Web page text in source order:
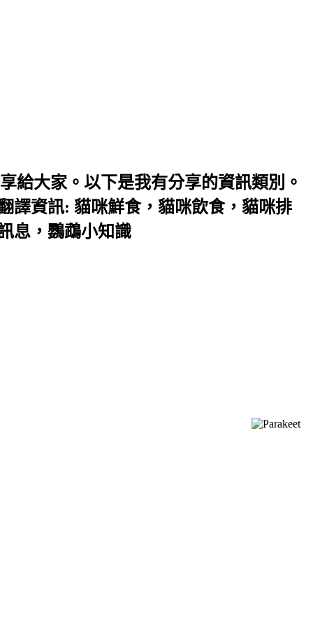
給大家。以下是我有分享的資訊類別。
譯資訊: 貓咪鮮食，貓咪飲食，貓咪排
息，鸚鵡小知識